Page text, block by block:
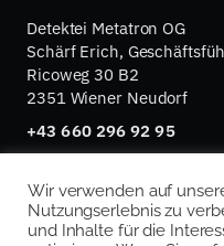
Detektei Metatron OG
Schärf Erich,
Ricoweg 30 B2
2351 Wiener Neudorf
+43 660 296 92 95
Wir verwenden auf
Nutzungserlebnis zu
und Inhalte für die